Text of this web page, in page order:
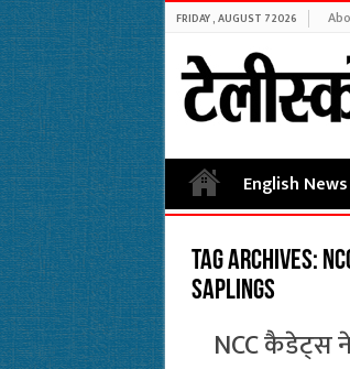
FRIDAY , AUGUST 7 2026
English News
Tag Archives:
saplings
NCC कैडेट्स